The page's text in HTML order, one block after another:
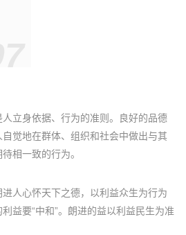
人立身依据、行为的准则。良好的品德
觉地在群体、组织和社会中做出与其
相一致的行为。
进人心怀天下之德，以利益众生为行为
益要“中和”。朗进的益以利益民生为准